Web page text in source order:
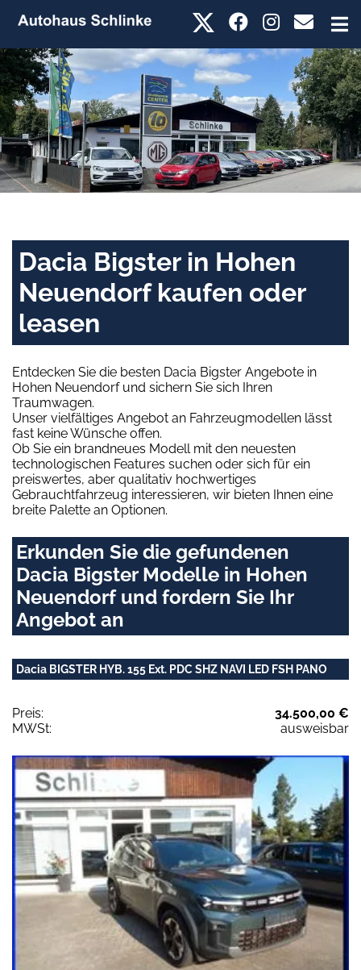
Dacia Bigster in Hohen
Neuendorf kaufen oder
leasen
Entdecken Sie die besten Dacia Bigster Angebote in
Hohen Neuendorf und sichern Sie sich Ihren
Traumwagen.
Unser vielfältiges Angebot an Fahrzeugmodellen lässt
fast keine Wünsche offen.
Ob Sie ein brandneues Modell mit den neuesten
technologischen Features suchen oder sich für ein
preiswertes, aber qualitativ hochwertiges
Gebrauchtfahrzeug interessieren, wir bieten Ihnen eine
breite Palette an Optionen.
Erkunden Sie die gefundenen
Dacia Bigster Modelle in Hohen
Neuendorf und fordern Sie Ihr
Angebot an
Dacia BIGSTER HYB. 155 Ext. PDC SHZ NAVI LED FSH PANO
Preis:
34.500,00 €
MWSt:
ausweisbar